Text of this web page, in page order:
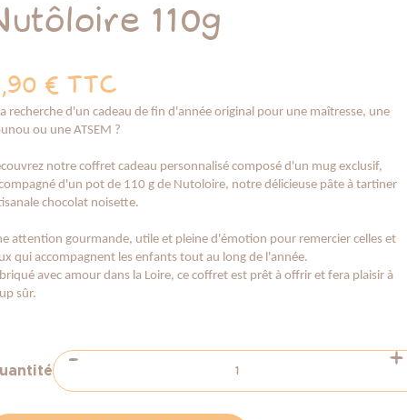
110g
€ TTC
recherche d'un cadeau de fin d'année original pour une maîtresse, une
ou une ATSEM ?
notre coffret cadeau personnalisé composé d'un mug exclusif,
d'un pot de 110 g de Nutoloire, notre délicieuse pâte à tartiner
chocolat noisette.
attention gourmande, utile et pleine d'émotion pour remercier celles et
qui accompagnent les enfants tout au long de l'année.
avec amour dans la Loire, ce coffret est prêt à offrir et fera plaisir à
sûr.
- +